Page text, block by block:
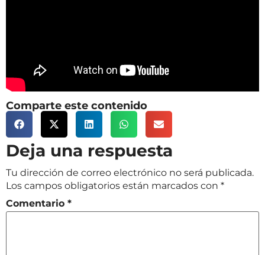
Comparte este contenido
Deja una respuesta
Tu dirección de correo electrónico no será publicada.
Los campos obligatorios están marcados con *
Comentario *